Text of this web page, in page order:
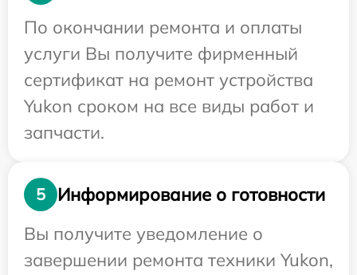
По окончании ремонта и оплаты
услуги Вы получите фирменный
сертификат на ремонт устройства
Yukon сроком на все виды работ и
запчасти.
5
Информирование о готовности
Вы получите уведомление о
завершении ремонта техники Yukon,